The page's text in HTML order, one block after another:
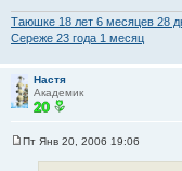
Таюшке 18 лет 6 месяцев 28
Сереже 23 годa 1 месяц
Настя
Академик
Пт Янв 20, 2006 19:06